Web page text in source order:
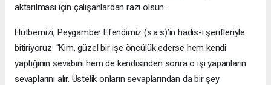
aktarılması için çalışanlardan razı olsun.
Hutbemizi, Peygamber Efendimiz (s.a.s)’in hadis-i şerifleriyle
bitiriyoruz: “Kim, güzel bir işe öncülük ederse hem kendi
yaptığının sevabını hem de kendisinden sonra o işi yapanların
sevaplarını alır. Üstelik onların sevaplarından da bir şey